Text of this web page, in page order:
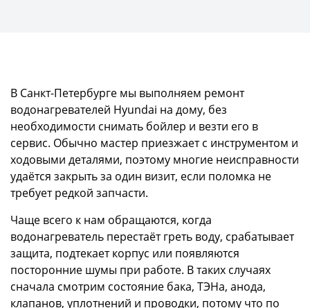
В Санкт-Петербурге мы выполняем ремонт
водонагревателей Hyundai на дому, без
необходимости снимать бойлер и везти его в
сервис. Обычно мастер приезжает с инструментом и
ходовыми деталями, поэтому многие неисправности
удаётся закрыть за один визит, если поломка не
требует редкой запчасти.
Чаще всего к нам обращаются, когда
водонагреватель перестаёт греть воду, срабатывает
защита, подтекает корпус или появляются
посторонние шумы при работе. В таких случаях
сначала смотрим состояние бака, ТЭНа, анода,
клапанов, уплотнений и проводки, потому что по